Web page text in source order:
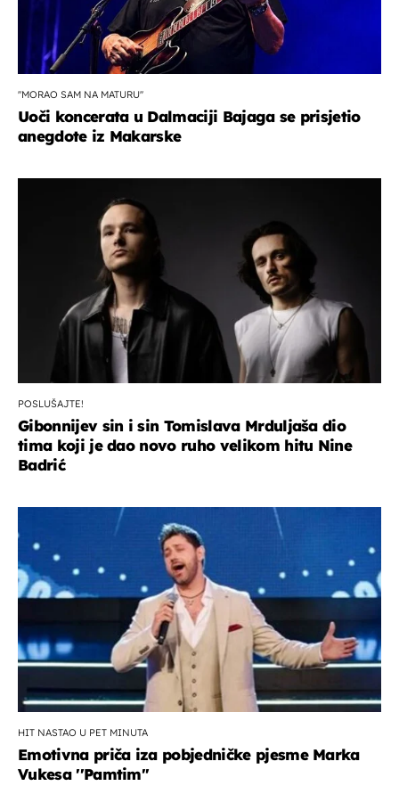
''MORAO SAM NA MATURU''
Uoči koncerata u Dalmaciji Bajaga se prisjetio
anegdote iz Makarske
POSLUŠAJTE!
Gibonnijev sin i sin Tomislava Mrduljaša dio
tima koji je dao novo ruho velikom hitu Nine
Badrić
HIT NASTAO U PET MINUTA
Emotivna priča iza pobjedničke pjesme Marka
Vukesa ''Pamtim''